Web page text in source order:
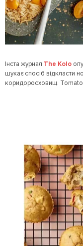
Інста журнал The Kolo
шукає спосіб відкласти
коридоросховищ.